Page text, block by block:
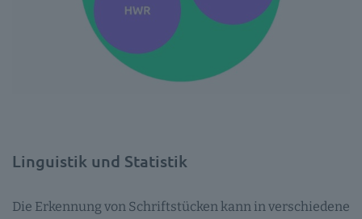
Linguistik und Statistik
Die Erkennung von Schriftstücken kann in verschiedene